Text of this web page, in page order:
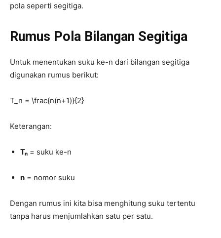
pola seperti segitiga.
Rumus Pola Bilangan Segitiga
Untuk menentukan suku ke-n dari bilangan segitiga
digunakan rumus berikut:
T_n = \frac{n(n+1)}{2}
Keterangan:
Tₙ = suku ke-n
n = nomor suku
Dengan rumus ini kita bisa menghitung suku tertentu
tanpa harus menjumlahkan satu per satu.